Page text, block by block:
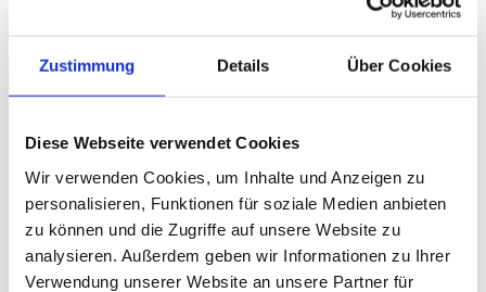
Zustimmung Details Über Cookies
Diese Webseite verwendet Cookies
Wir verwenden Cookies, um Inhalte und Anzeigen zu
personalisieren, Funktionen für soziale Medien anbieten
zu können und die Zugriffe auf unsere Website zu
analysieren. Außerdem geben wir Informationen zu Ihrer
Verwendung unserer Website an unsere Partner für
Zeit:
18:00
VERANSTALTUNGSORT
Basilika